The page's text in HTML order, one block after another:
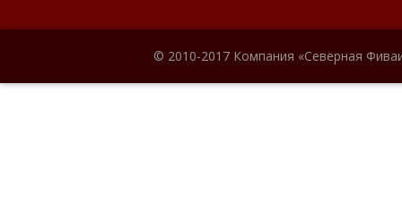
© 2010-2017 Компания «Северная